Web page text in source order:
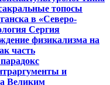
топосы
в «Северо-
Сергия
физикализма на
часть
и
Великим